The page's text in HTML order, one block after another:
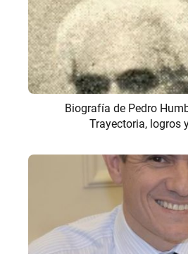
Biografía de Pedro
Trayectoria, logros